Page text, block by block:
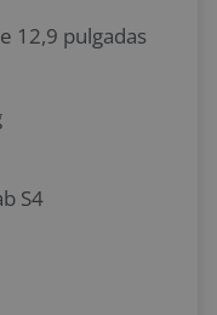
12,9 pulgadas
S4